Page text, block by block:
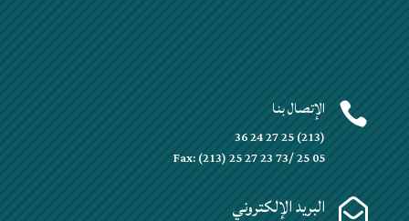
 الإتصال بنا
(213) 25 27 24 36
Fax: (213) 25 27 23 73/ 25 05
 البريد الإلكتروني